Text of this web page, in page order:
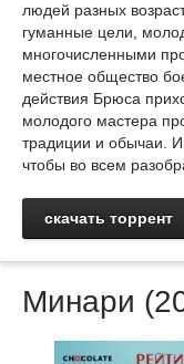
людей разных
гуманные цели,
многочисленными
местное общество
действия Брюса
молодого мастера
традиции и обычаи.
чтобы во всем
скачать торрент
Минари